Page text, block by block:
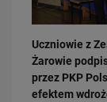
Uczniowie z
Żarowie
przez PKP
efektem